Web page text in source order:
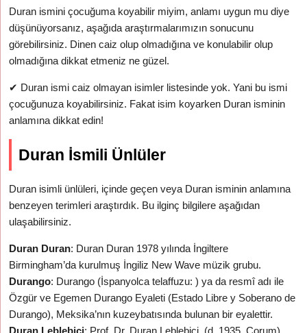
Duran ismini çocuğuma koyabilir miyim, anlamı uygun mu diye
düşünüyorsanız, aşağıda araştırmalarımızın sonucunu
görebilirsiniz. Dinen caiz olup olmadığına ve konulabilir olup
olmadığına dikkat etmeniz ne güzel.
✔ Duran ismi caiz olmayan isimler listesinde yok. Yani bu ismi
çocuğunuza koyabilirsiniz. Fakat isim koyarken Duran isminin
anlamına dikkat edin!
Duran İsmili Ünlüler
Duran isimli ünlüleri, içinde geçen veya Duran isminin anlamına
benzeyen terimleri araştırdık. Bu ilginç bilgilere aşağıdan
ulaşabilirsiniz.
Duran Duran: Duran Duran 1978 yılında İngiltere
Birmingham’da kurulmuş İngiliz New Wave müzik grubu.
Durango: Durango (İspanyolca telaffuzu: ) ya da resmî adı ile
Özgür ve Egemen Durango Eyaleti (Estado Libre y Soberano de
Durango), Meksika’nın kuzeybatısında bulunan bir eyalettir.
Duran Leblebici: Prof. Dr. Duran Leblebici, (d. 1935, Çorum),